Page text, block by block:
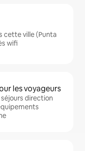
cette ville (Punta
wifi
les voyageurs
direction